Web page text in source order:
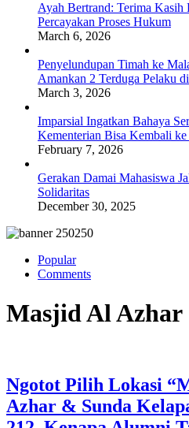
Ayah Bertrand: Terima Kasih
Percayakan Proses Hukum
March 6, 2026
Penyelundupan Timah ke
Amankan 2 Terduga Pelaku
March 3, 2026
Imparsial Ingatkan Bahaya
Kementerian Bisa Kembali
February 7, 2026
Gerakan Damai Mahasiswa
Solidaritas
December 30, 2025
Popular
Comments
Masjid Al Azhar
Ngotot Pilih Lokasi
Azhar & Sunda